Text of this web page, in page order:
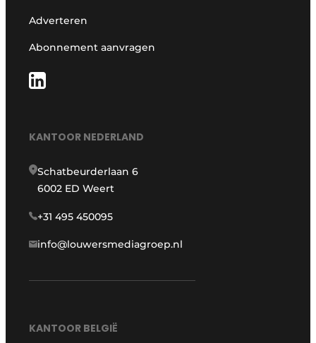
Adverteren
Abonnement aanvragen
KANTOOR NEDERLAND
Schatbeurderlaan 6
6002 ED Weert
+31 495 450095
info@louwersmediagroep.nl
KANTOOR BELGIË